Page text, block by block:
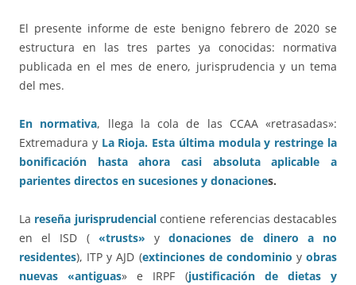
El presente informe de este benigno febrero de 2020 se
estructura en las tres partes ya conocidas: normativa
publicada en el mes de enero, jurisprudencia y un tema
del mes.
En normativa, llega la cola de las CCAA «retrasadas»:
Extremadura y La Rioja. Esta última modula y restringe la
bonificación hasta ahora casi absoluta aplicable a
parientes directos en sucesiones y donaciones.
La reseña jurisprudencialcontiene referencias destacables
en el ISD ( «trusts» y donaciones de dinero a no
residentes), ITP y AJD (extinciones de condominio y obras
nuevas «antiguas» e IRPF (justificación de dietas y